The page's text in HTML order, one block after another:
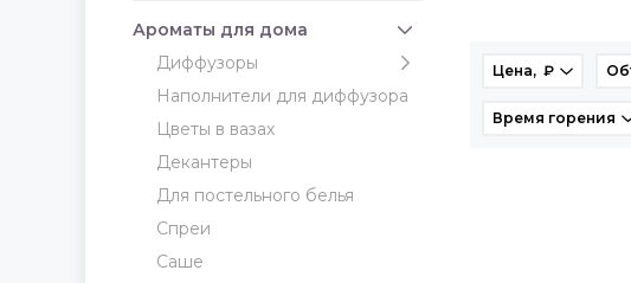
Ароматы для дома
Диффузоры
Наполнители для диффузора
Цветы в вазах
Декантеры
Для постельного белья
Спреи
Саше
Цена, ₽
Время горения